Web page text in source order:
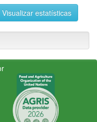
Visualizar estatísticas